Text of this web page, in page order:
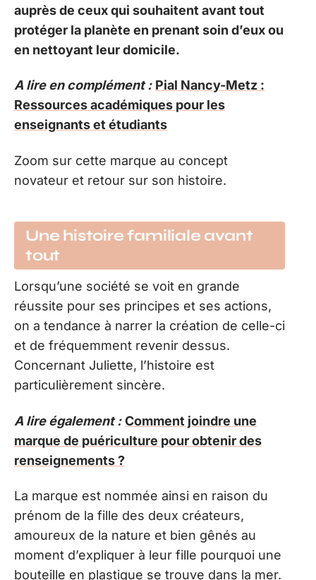
auprès de ceux qui souhaitent avant tout
protéger la planète en prenant soin d’eux ou
en nettoyant leur domicile.
A lire en complément : Pial Nancy-Metz :
Ressources académiques pour les
enseignants et étudiants
Zoom sur cette marque au concept
novateur et retour sur son histoire.
Une histoire familiale avant
tout
Lorsqu’une société se voit en grande
réussite pour ses principes et ses actions,
on a tendance à narrer la création de celle-ci
et de fréquemment revenir dessus.
Concernant Juliette, l’histoire est
particulièrement sincère.
A lire également : Comment joindre une
marque de puériculture pour obtenir des
renseignements ?
La marque est nommée ainsi en raison du
prénom de la fille des deux créateurs,
amoureux de la nature et bien gênés au
moment d’expliquer à leur fille pourquoi une
bouteille en plastique se trouve dans la mer.